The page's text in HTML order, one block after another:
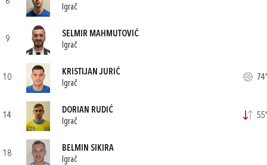
Igrač
9
SELMIR MAHMUTOVIĆ
Igrač
10
KRISTIJAN JURIĆ
Igrač
74'
14
DORIAN RUDIĆ
Igrač
55'
18
BELMIN SIKIRA
Igrač